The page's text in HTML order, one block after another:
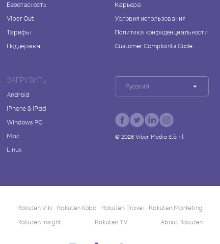
Безопасность
Viber Out
Тарифы
Поддержка
Карьера
Условия использования
Политика конфиденциальности
Customer Complaints Code
ЗАГРУЗИТЬ
Android
iPhone & iPad
Windows PC
Mac
Linux
Русский
© 2026Viber Media S.à r.l.
Rakuten Viki Rakuten Kobo Rakuten Travel
Rakuten Marketing
Rakuten Insight
Rakuten TV About Rakuten